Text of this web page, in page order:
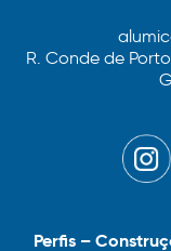
R. Conde de
Perfis –